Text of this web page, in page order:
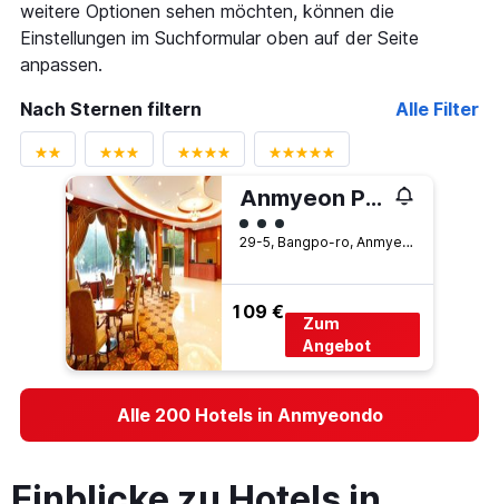
weitere Optionen sehen möchten, können die
Einstellungen im Suchformular oben auf der Seite
anpassen.
Nach Sternen filtern
Alle Filter
Anmyeon Plaza Hotel
Bewertungskategorie 3
29-5, Bangpo-ro, Anmyeondo, Südkorea
109 €
Zum
Angebot
Alle 200 Hotels in Anmyeondo